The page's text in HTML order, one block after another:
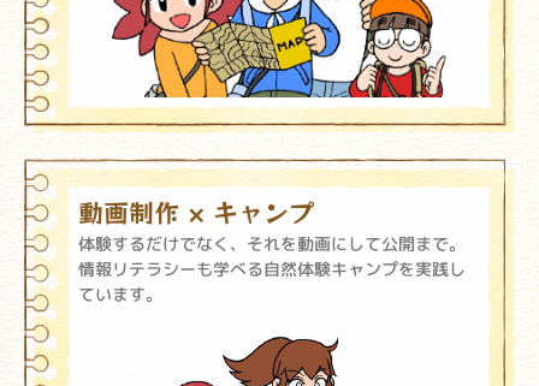
動画制作 × キャンプ
体験するだけでなく、それを動画にして公開まで。
情報リテラシーも学べる自然体験キャンプを実践し
ています。